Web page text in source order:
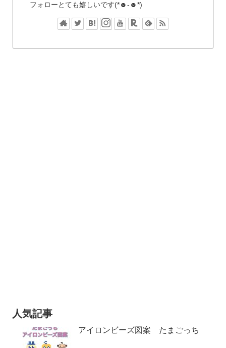
フォローとても嬉しいです(*☻-☻*)
人気記事
アイロンビーズ図案 たまごっち